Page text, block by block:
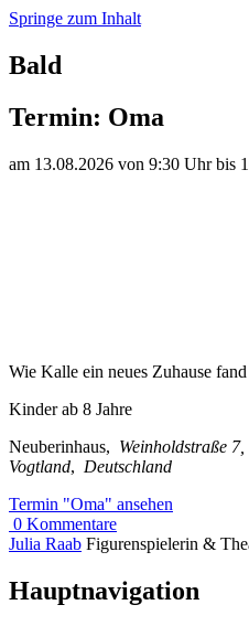
Springe zum Inhalt
Bald
Termin: Oma
am 13.08.2026 von 9:30 Uhrbis
Wie Kalle ein neues Zuhause fand
Kinder ab 8 Jahre
Neuberinhaus, Weinholdstraße 7,
Vogtland, Deutschland
Termin "Oma" ansehen
0 Kommentare
Julia Raab Figurenspielerin &
Hauptnavigation